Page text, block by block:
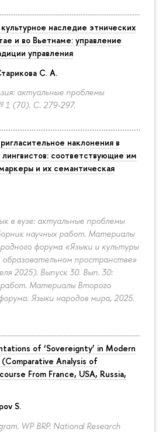
наследие этнических
и во Вьетнаме: управление
управления
С. А.
актуальные проблемы
1 (70). С. 279-297.
наклонения в
лингвистов: соответствующие им
и их семантическая
в вузе: актуальные проблемы
научных работ. Материалы
форума «Языки и культуры
образовательном пространстве»
2025). Выпуск 30. Вып. 30:
Материалы Второго
Языки народов мира, 2025.
of ‘Sovereignty’ in Modern
Analysis of
From France, USA, Russia,
S.
WP BRP. National Research